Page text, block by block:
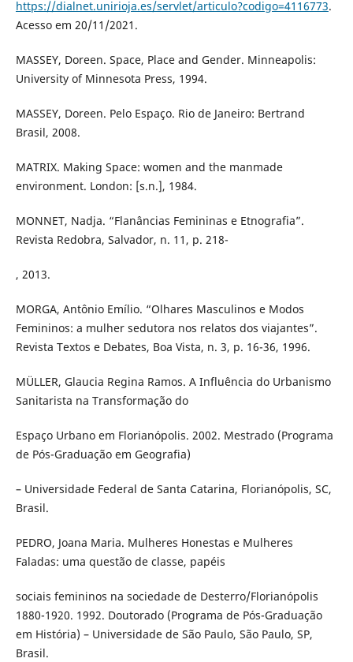
https://dialnet.unirioja.es/servlet/articulo?codigo=4116773.
Acesso em 20/11/2021.
MASSEY, Doreen. Space, Place and Gender. Minneapolis:
University of Minnesota Press, 1994.
MASSEY, Doreen. Pelo Espaço. Rio de Janeiro: Bertrand
Brasil, 2008.
MATRIX. Making Space: women and the manmade
environment. London: [s.n.], 1984.
MONNET, Nadja. “Flanâncias Femininas e Etnografia”.
Revista Redobra, Salvador, n. 11, p. 218-
, 2013.
MORGA, Antônio Emílio. “Olhares Masculinos e Modos
Femininos: a mulher sedutora nos relatos dos viajantes”.
Revista Textos e Debates, Boa Vista, n. 3, p. 16-36, 1996.
MÜLLER, Glaucia Regina Ramos. A Influência do Urbanismo
Sanitarista na Transformação do
Espaço Urbano em Florianópolis. 2002. Mestrado (Programa
de Pós-Graduação em Geografia)
– Universidade Federal de Santa Catarina, Florianópolis, SC,
Brasil.
PEDRO, Joana Maria. Mulheres Honestas e Mulheres
Faladas: uma questão de classe, papéis
sociais femininos na sociedade de Desterro/Florianópolis
1880-1920. 1992. Doutorado (Programa de Pós-Graduação
em História) – Universidade de São Paulo, São Paulo, SP,
Brasil.